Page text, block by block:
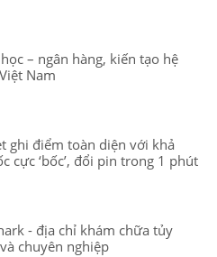
– ngân hàng, kiến tạo hệ
Nam
ghi điểm toàn diện với khả
cực ‘bốc’, đổi pin trong 1 phút
- địa chỉ khám chữa tủy
chuyên nghiệp